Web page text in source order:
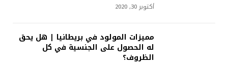
أكتوبر 30, 2020
مميزات المولود في بريطانيا | هل يحق
له الحصول على الجنسية في كل
الظروف؟